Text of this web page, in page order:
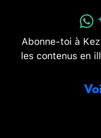
Abonne-toi à
les contenus en